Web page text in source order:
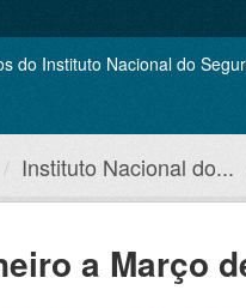
Instituto Nacional do...
a Março